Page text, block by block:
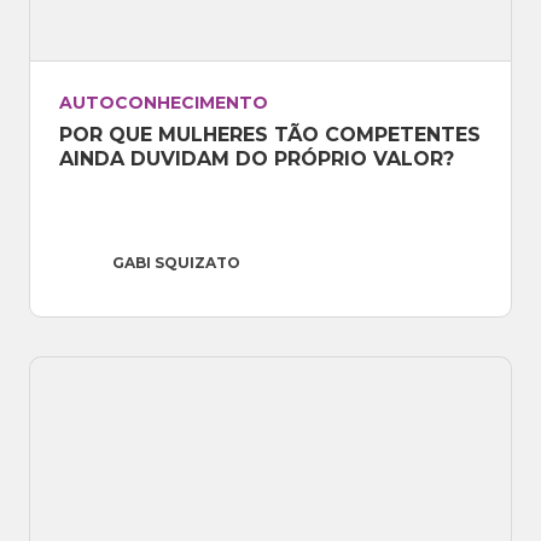
AUTOCONHECIMENTO
POR QUE MULHERES TÃO COMPETENTES
AINDA DUVIDAM DO PRÓPRIO VALOR?
GABI SQUIZATO